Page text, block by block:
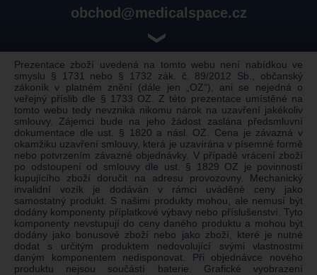
obchod@medicalspace.cz
❯
Prezentace zboží uvedená na tomto webu není nabídkou ve
smyslu § 1731 nebo § 1732 zák. č. 89/2012 Sb., občanský
zákoník v platném znění (dále jen „OZ“), ani se nejedná o
veřejný příslib dle § 1733 OZ. Z této prezentace umístěné na
tomto webu tedy nevzniká nikomu nárok na uzavření jakékoliv
smlouvy. Zájemci bude na jeho žádost zaslána předsmluvní
dokumentace dle ust. § 1820 a násl. OZ. Cena je závazná v
okamžiku uzavření smlouvy, která je uzavírána v písemné formě
nebo potvrzením závazné objednávky. V případě vrácení zboží
po odstoupení od smlouvy dle ust. § 1829 OZ je povinností
kupujícího zboží doručit na adresu provozovny. Mechanický
invalidní vozík je dodáván v rámci uváděné ceny jako
samostatný produkt. S našimi produkty mohou, ale nemusí být
dodány komponenty příplatkové výbavy nebo příslušenství. Tyto
komponenty nevstupují do ceny daného produktu a mohou být
dodány jako bonusové zboží nebo jako zboží, které je nutné
dodat s určitým produktem nedovolující svými vlastnostmi
daným komponentem nedisponovat. Při objednávce nového
produktu nejsou součástí baterie. Grafické vyobrazení